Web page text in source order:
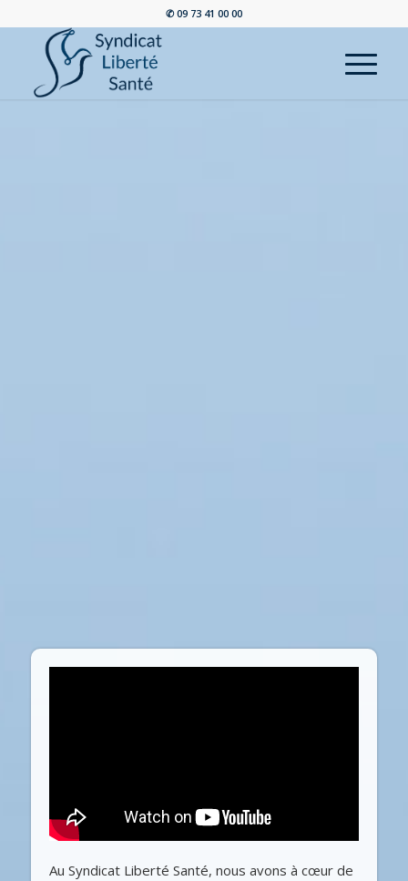
✆ 09 73 41 00 00
Au Syndicat Liberté Santé, nous avons à cœur de